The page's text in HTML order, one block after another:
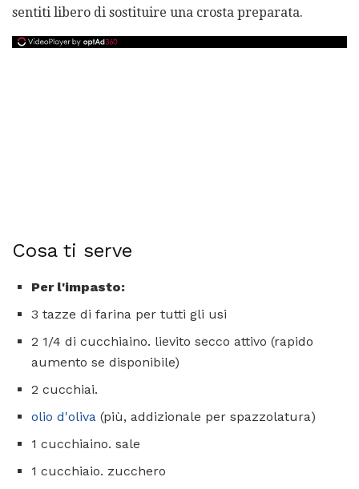
sentiti libero di sostituire una crosta preparata.
Cosa ti serve
Per l'impasto:
3 tazze di farina per tutti gli usi
2 1/4 di cucchiaino. lievito secco attivo (rapido
aumento se disponibile)
2 cucchiai.
olio d'oliva (più, addizionale per spazzolatura)
1 cucchiaino. sale
1 cucchiaio. zucchero